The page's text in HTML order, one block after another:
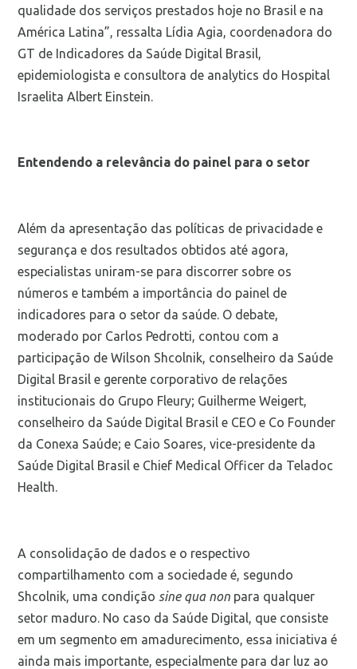
qualidade dos serviços prestados hoje no Brasil e na
América Latina”, ressalta Lídia Agia, coordenadora do
GT de Indicadores da Saúde Digital Brasil,
epidemiologista e consultora de analytics do Hospital
Israelita Albert Einstein.
Entendendo a relevância do painel para o setor
Além da apresentação das políticas de privacidade e
segurança e dos resultados obtidos até agora,
especialistas uniram-se para discorrer sobre os
números e também a importância do painel de
indicadores para o setor da saúde. O debate,
moderado por Carlos Pedrotti, contou com a
participação de Wilson Shcolnik, conselheiro da Saúde
Digital Brasil e gerente corporativo de relações
institucionais do Grupo Fleury; Guilherme Weigert,
conselheiro da Saúde Digital Brasil e CEO e Co Founder
da Conexa Saúde; e Caio Soares, vice-presidente da
Saúde Digital Brasil e Chief Medical Officer da Teladoc
Health.
A consolidação de dados e o respectivo
compartilhamento com a sociedade é, segundo
Shcolnik, uma condição sine qua non para qualquer
setor maduro. No caso da Saúde Digital, que consiste
em um segmento em amadurecimento, essa iniciativa é
ainda mais importante, especialmente para dar luz ao